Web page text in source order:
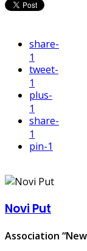
share-
1
tweet-
1
plus-
1
share-
1
pin-1
Novi Put
Association